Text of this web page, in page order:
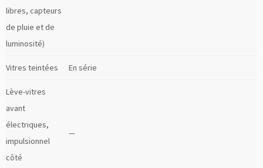
libres, capteurs
de pluie et de
luminosité)
Vitres teintées En série
Lève-vitres
avant
électriques,
impulsionnel
côté
—